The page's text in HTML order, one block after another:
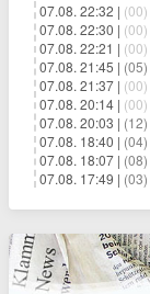
07.08. 22:32 | (00)
07.08. 22:30 | (00)
07.08. 22:21 | (00)
07.08. 21:45 | (05)
07.08. 21:37 | (00)
07.08. 20:14 | (00)
07.08. 20:03 | (12)
07.08. 18:40 | (04)
07.08. 18:07 | (08)
07.08. 17:49 | (03)